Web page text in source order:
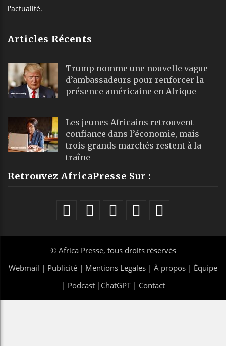
l'actualité.
Articles Récents
Trump nomme une nouvelle vague
d’ambassadeurs pour renforcer la
présence américaine en Afrique
Les jeunes Africains retrouvent
confiance dans l’économie, mais
trois grands marchés restent à la
traîne
Retrouvez AfricaPresse Sur :
© Africa Presse, tous droits réservés
Webmail | Publicité | Mentions Legales | À propos | Équipe
| Podcast| ChatGPT| Contact